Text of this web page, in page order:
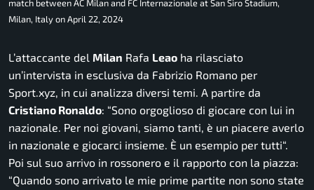
match between AC Milan and FC Internazionale at San Siro Stadium,
Milan, Italy on April 22, 2024
L’attaccante del Milan Rafa Leao ha rilasciato
un’intervista in esclusiva da Fabrizio Romano per
Sport.xyz, in cui analizza diversi temi. A partire da
Cristiano Ronaldo: “Sono orgoglioso di giocare con lui in
nazionale. Per noi giovani, siamo tanti, è un piacere averlo
in nazionale e giocarci insieme. È un esempio per tutti“.
Poi sul suo arrivo in rossonero e il rapporto con la piazza:
“Quando sono arrivato le mie prime partite non sono state